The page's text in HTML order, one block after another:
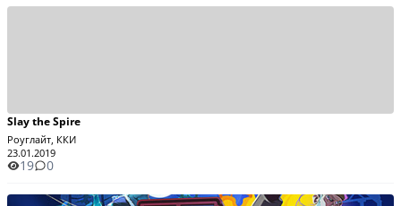
Slay the Spire
Роуглайт, ККИ
23.01.2019
19 0